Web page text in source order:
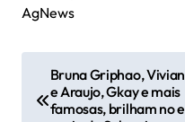
AgNews
a
Bruna Griphao, Vivian
e Araujo, Gkay e mais
famosas, brilham no e